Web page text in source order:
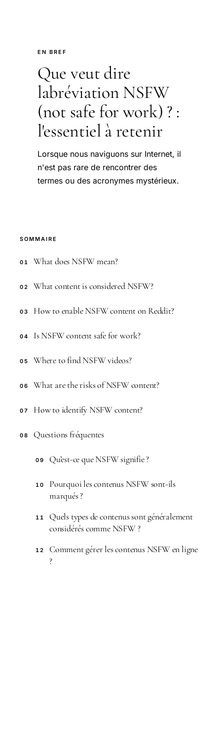
EN BREF
Que veut dire
labréviation NSFW
(not safe for work) ? :
l'essentiel à retenir
Lorsque nous naviguons sur Internet, il
n'est pas rare de rencontrer des
termes ou des acronymes mystérieux.
SOMMAIRE
01 What does NSFW mean?
02 What content is considered NSFW?
03 How to enable NSFW content on Reddit?
04 Is NSFW content safe for work?
05 Where to find NSFW videos?
06 What are the risks of NSFW content?
07 How to identify NSFW content?
08 Questions fréquentes
09 Qu’est-ce que NSFW signifie ?
10
Pourquoi les contenus NSFW sont-ils
marqués ?
11
Quels types de contenus sont généralement
considérés comme NSFW ?
12
Comment gérer les contenus NSFW en ligne
?